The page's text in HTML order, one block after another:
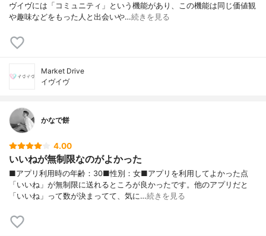
ヴイヴには「コミュニティ」という機能があり、この機能は同じ価値観
や趣味などをもった人と出会いや…続きを見る
Market Drive
イヴイヴ
かなで餅
4.00
いいねが無制限なのがよかった
■アプリ利用時の年齢：30■性別：女■アプリを利用してよかった点
「いいね」が無制限に送れるところが良かったです。他のアプリだと
「いいね」って数が決まってて、気に…続きを見る